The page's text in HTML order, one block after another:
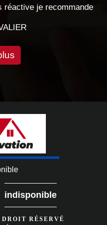
indisponible
RÉSERVÉ